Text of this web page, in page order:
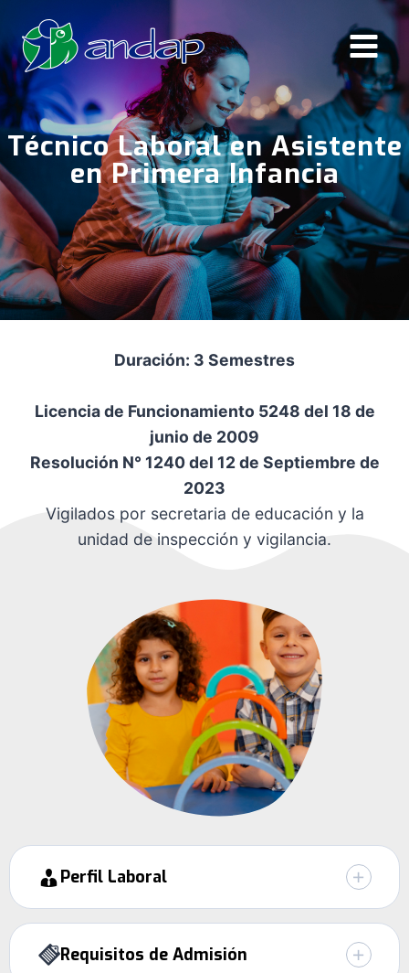
contenido
Técnico Laboral en Asistente
en Primera Infancia
Duración: 3 Semestres
Licencia de Funcionamiento 5248 del 18 de
junio de 2009
Resolución N° 1240 del 12 de Septiembre de
2023
Vigilados por secretaria de educación y la
unidad de inspección y vigilancia.
Perfil Laboral
Requisitos de Admisión